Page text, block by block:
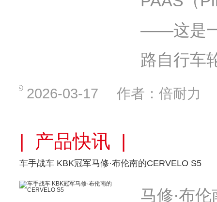
——这是一
路自行车
2026-03-17 作者：倍耐力
| 产品快讯 |
车手战车 KBK冠军马修·布伦南的CERVELO S5
马修·布